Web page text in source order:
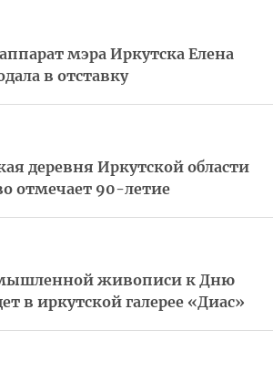
мэра Иркутска Елена
в отставку
деревня Иркутской области
отмечает 90-летие
живописи к Дню
в иркутской галерее «Диас»